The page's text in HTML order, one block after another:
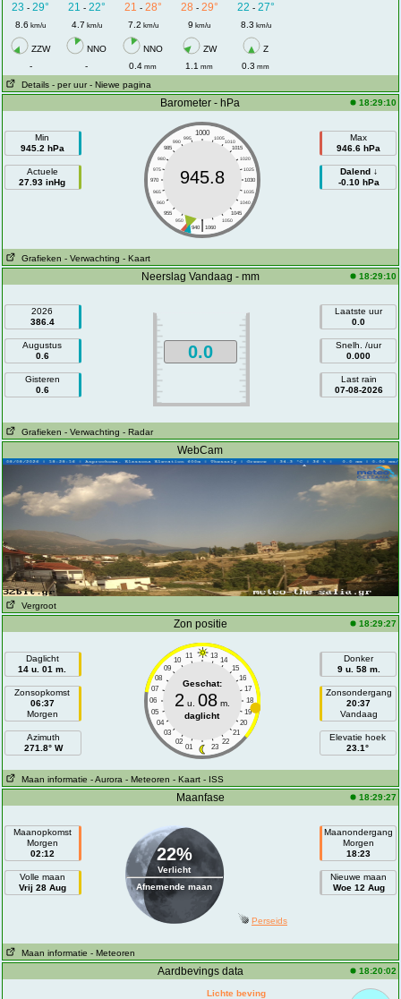
23 -29° 21 - 22° 21 - 28° 28 - 29° 22 - 27°
8.6 km/u 4.7 km/u 7.2 km/u 9 km/u 8.3 km/u
ZZW NNO NNO ZW
Z
-
- 0.4 mm 1.1 mm 0.3 mm
Details - per uur - Niewe pagina
Barometer - hPa 18:29:10
Min
945.2 hPa
Actuele
27.93 inHg
1000
995 1005
990
1010
985
1015
980
1020
975
1025
970
1030
965
1035
960
1040
955
1045
950
1050
|
940 1060
945.8
Max
946.6 hPa
Dalend ↓
-0.10 hPa
Grafieken - Verwachting - Kaart
Neerslag Vandaag - mm 18:29:10
2026
386.4
Augustus
0.6
Gisteren
0.6
0.0
Laatste uur
0.0
Snelh. /uur
0.000
Last rain
07-08-2026
Grafieken - Verwachting - Radar
WebCam
Vergroot
Zon positie 18:29:27
Daglicht
14 u. 01 m.
Zonsopkomst
06:37
Morgen
Azimuth
271.8° W
11 13
10
14
09
15
08
16
07
17
06
18
05
19
04
20
03
21
02
22
01 23
Geschat:
2 u. 08m.
daglicht
Donker
9 u. 58 m.
Zonsondergang
20:37
Vandaag
Elevatie hoek
23.1°
Maan informatie - Aurora - Meteoren - Kaart - ISS
Maanfase 18:29:27
Maanopkomst
Morgen
02:12
Volle maan
Vrij 28 Aug
22%
Verlicht
Afnemende maan
Maanondergang
Morgen
18:23
Nieuwe maan
Woe 12 Aug
Perseids
Maan informatie - Meteoren
Aardbevings data 18:20:02
Lichte beving